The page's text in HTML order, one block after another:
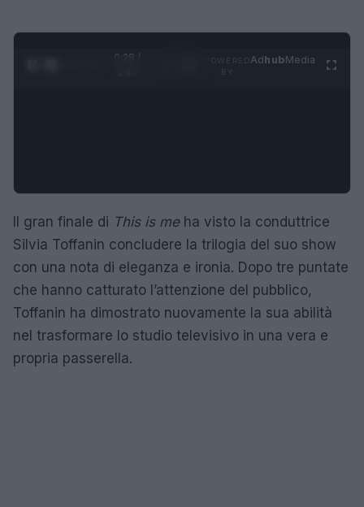
0:28 /
AdhubMedia
Il gran finale di This is meha visto la conduttrice
Silvia Toffanin concludere la trilogia del suo show
con una nota di eleganza e ironia. Dopo tre puntate
che hanno catturato l’attenzione del pubblico,
Toffanin ha dimostrato nuovamente la sua abilità
nel trasformare lo studio televisivo in una vera e
propria passerella.